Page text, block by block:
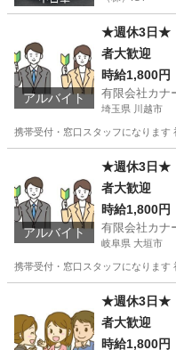
アルバイト
★週休3日★
者大歓迎
時給1,800円
有限会社カナ
埼玉県 川越市
携帯受付・窓口スタッフになります
携帯ショップ
アルバイト
★週休3日★
者大歓迎
時給1,800円
有限会社カナ
岐阜県 大垣市
携帯受付・窓口スタッフになります
携帯ショップ
★週休3日★
者大歓迎
時給1,800円